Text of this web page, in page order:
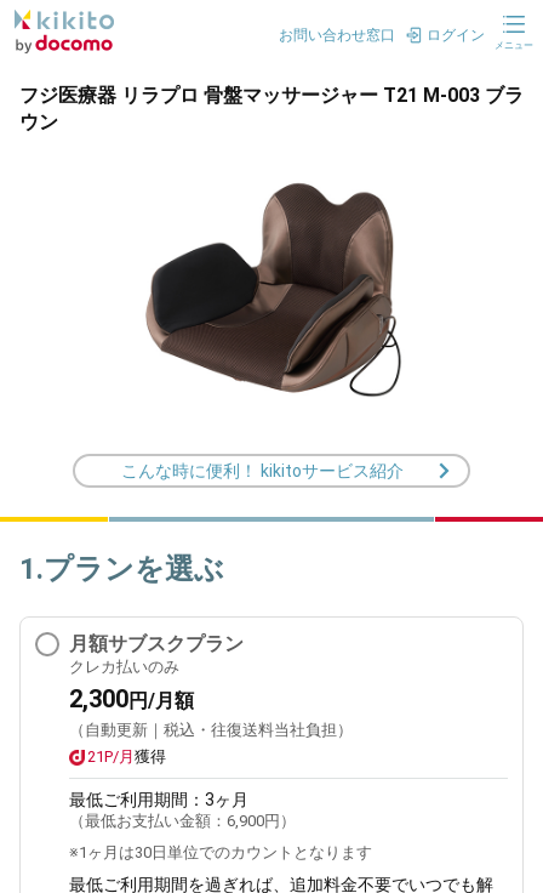
お問い合わせ窓口 ログイン
メニュー
フジ医療器 リラプロ 骨盤マッサージャー T21 M-003 ブラ
ウン
こんな時に便利！ kikitoサービス紹介
1.プランを選ぶ
月額サブスクプラン
クレカ払いのみ
2,300円/月額
（自動更新｜税込・往復送料当社負担）
21P/月 獲得
最低ご利用期間： 3ヶ月
（最低お支払い金額： 6,900円 ）
※1ヶ月は30日単位でのカウントとなります
最低ご利用期間を過ぎれば、追加料金不要でいつでも解